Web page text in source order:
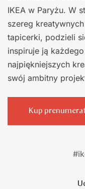
IKEA w Paryżu. W
szereg
tapicerki, podzieli
inspiruje ją
najpiękniejszych
swój ambitny
Kup
#